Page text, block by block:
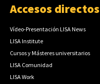
Accesos directos
Vídeo-Presentación LISA News
LISA Institute
Cursos y Másteres universitarios
LISA Comunidad
LISA Work